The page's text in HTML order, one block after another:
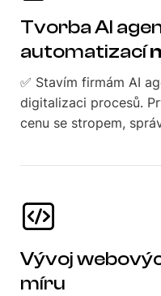
Tvorba AI
automatizací
✅ Stavím firmám AI
digitalizaci procesů.
cenu se stropem,
Vývoj
míru